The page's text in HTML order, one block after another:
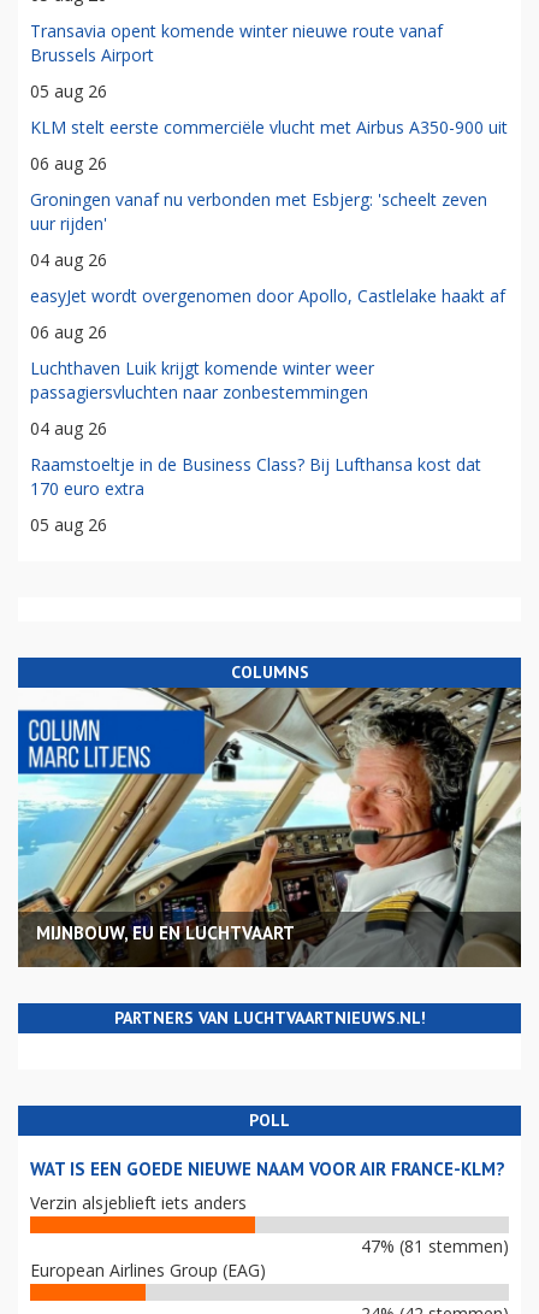
Transavia opent komende winter nieuwe route vanaf
Brussels Airport
05 aug 26
KLM stelt eerste commerciële vlucht met Airbus A350-900 uit
06 aug 26
Groningen vanaf nu verbonden met Esbjerg: 'scheelt zeven
uur rijden'
04 aug 26
easyJet wordt overgenomen door Apollo, Castlelake haakt af
06 aug 26
Luchthaven Luik krijgt komende winter weer
passagiersvluchten naar zonbestemmingen
04 aug 26
Raamstoeltje in de Business Class? Bij Lufthansa kost dat
170 euro extra
05 aug 26
COLUMNS
MIJNBOUW, EU EN LUCHTVAART
PARTNERS VAN LUCHTVAARTNIEUWS.NL!
POLL
WAT IS EEN GOEDE NIEUWE NAAM VOOR AIR FRANCE-KLM?
Verzin alsjeblieft iets anders
47% (81 stemmen)
European Airlines Group (EAG)